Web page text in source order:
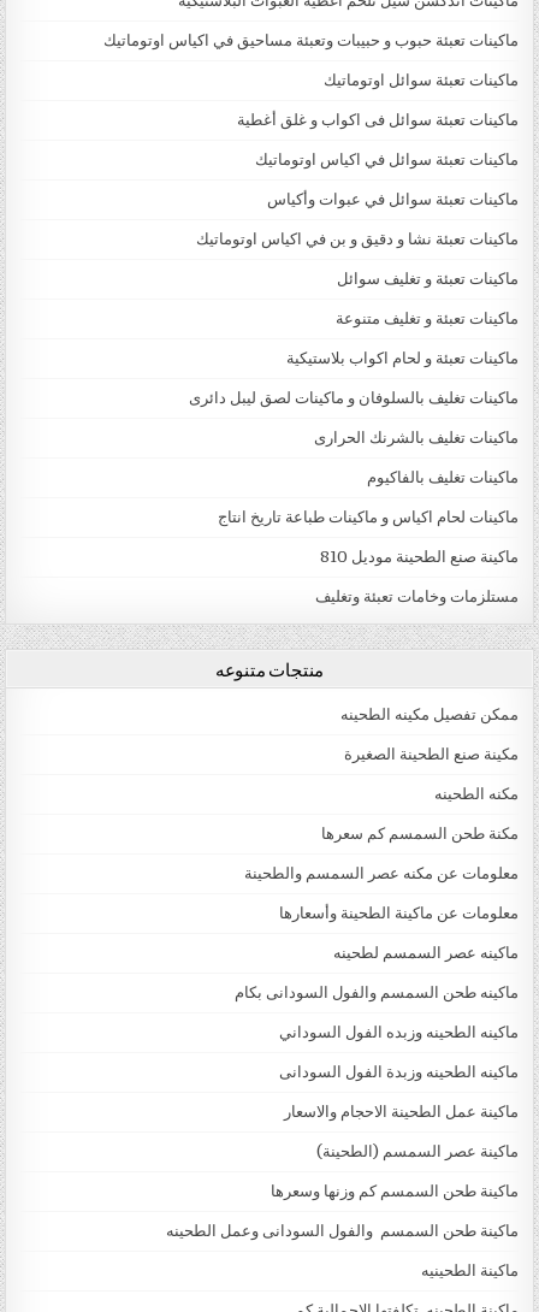
ماكينات تعبئة حبوب و حبيبات وتعبئة مساحيق في اكياس اوتوماتيك
ماكينات تعبئة سوائل اوتوماتيك
ماكينات تعبئة سوائل فى اكواب و غلق أغطية
ماكينات تعبئة سوائل في اكياس اوتوماتيك
ماكينات تعبئة سوائل في عبوات وأكياس
ماكينات تعبئة نشا و دقيق و بن في اكياس اوتوماتيك
ماكينات تعبئة و تغليف سوائل
ماكينات تعبئة و تغليف متنوعة
ماكينات تعبئة و لحام اكواب بلاستيكية
ماكينات تغليف بالسلوفان و ماكينات لصق ليبل دائرى
ماكينات تغليف بالشرنك الحرارى
ماكينات تغليف بالفاكيوم
ماكينات لحام اكياس و ماكينات طباعة تاريخ انتاج
ماكينة صنع الطحينة موديل 810
مستلزمات وخامات تعبئة وتغليف
منتجات متنوعه
ممكن تفصيل مكينه الطحينه
مكينة صنع الطحينة الصغيرة
مكنه الطحينه
مكنة طحن السمسم كم سعرها
معلومات عن مكنه عصر السمسم والطحينة
معلومات عن ماكينة الطحينة وأسعارها
ماكينه عصر السمسم لطحينه
ماكينه طحن السمسم والفول السودانى بكام
ماكينه الطحينه وزبده الفول السوداني
ماكينه الطحينه وزبدة الفول السودانى
ماكينة عمل الطحينة الاحجام والاسعار
ماكينة عصر السمسم (الطحينة)
ماكينة طحن السمسم كم وزنها وسعرها
ماكينة طحن السمسم والفول السودانى وعمل الطحينه
ماكينة الطحينيه